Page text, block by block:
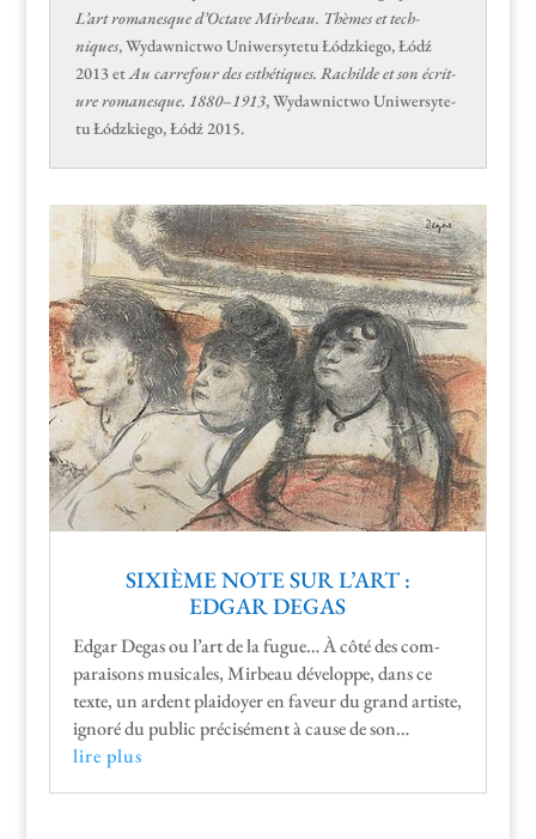
L’art romanesque d’Octave Mir­beau. Thèmes et tech­
niques, Wydawnict­wo Uni­w­er­syte­tu Łódzkiego, Łódź
2013 etAu car­refour des esthé­tiques. Rachilde et son écri­t­
ure romanesque. 1880–1913, Wydawnict­wo Uni­w­er­syte­
tu Łódzkiego, Łódź 2015.
SIXIÈME NOTE SUR L’ART :
EDGAR DEGAS
Edgar Degas ou l’art de la fugue… À côté des com­
para­isons musi­cales, Mir­beau développe, dans ce
texte, un ardent plaidoy­er en faveur du grand artiste,
ignoré du pub­lic pré­cisé­ment à cause de son…
lire plus